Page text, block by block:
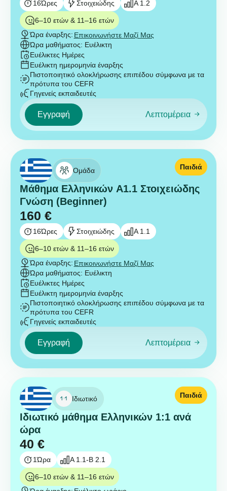
16Ώρες Στοιχειώδης A 1.2
6–10 ετών & 11–16 ετών
Ώρα έναρξης: Επικοινωνήστε Μαζί Μας
Ώρα μαθήματος: Ευέλικτη
Ευέλικτες Ημέρες
Ευέλικτη ημερομηνία έναρξης
Πιστοποιητικό ολοκλήρωσης επιπέδου σύμφωνα με τα
πρότυπα του CEFR
Γηγενείς εκπαιδευτές
Εγγραφή Λεπτομέρεια
Ομάδα
Μάθημα Ελληνικών A1.1 Στοιχειώδης
Γνώση (Beginner)
160 €
Παιδιά
16Ώρες Στοιχειώδης A 1.1
6–10 ετών & 11–16 ετών
Ώρα έναρξης: Επικοινωνήστε Μαζί Μας
Ώρα μαθήματος: Ευέλικτη
Ευέλικτες Ημέρες
Ευέλικτη ημερομηνία έναρξης
Πιστοποιητικό ολοκλήρωσης επιπέδου σύμφωνα με τα
πρότυπα του CEFR
Γηγενείς εκπαιδευτές
Εγγραφή Λεπτομέρεια
Ιδιωτικό
Ιδιωτικό μάθημα Ελληνικών 1:1 ανά
ώρα
40 €
Παιδιά
1Ώρα A 1.1-B 2.1
6–10 ετών & 11–16 ετών